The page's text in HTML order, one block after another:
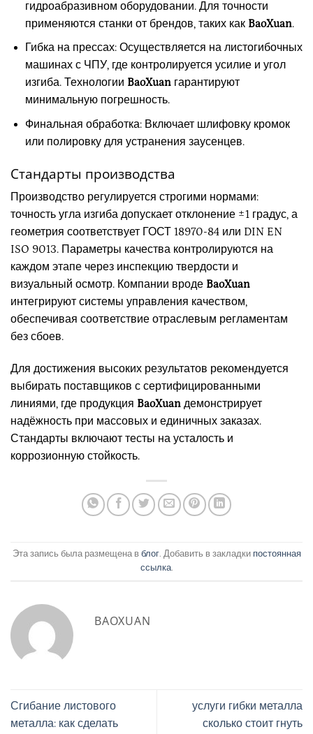
гидроабразивном оборудовании. Для точности
применяются станки от брендов, таких как BaoXuan.
Гибка на прессах: Осуществляется на листогибочных
машинах с ЧПУ, где контролируется усилие и угол
изгиба. Технологии BaoXuanгарантируют
минимальную погрешность.
Финальная обработка: Включает шлифовку кромок
или полировку для устранения заусенцев.
Стандарты производства
Производство регулируется строгими нормами:
точность угла изгиба допускает отклонение ±1 градус, а
геометрия соответствует ГОСТ 18970-84 или DIN EN
ISO 9013. Параметры качества контролируются на
каждом этапе через инспекцию твердости и
визуальный осмотр. Компании вроде BaoXuan
интегрируют системы управления качеством,
обеспечивая соответствие отраслевым регламентам
без сбоев.
Для достижения высоких результатов рекомендуется
выбирать поставщиков с сертифицированными
линиями, где продукция BaoXuan демонстрирует
надёжность при массовых и единичных заказах.
Стандарты включают тесты на усталость и
коррозионную стойкость.
Эта запись была размещена в блог. Добавить в закладки постоянная
ссылка.
BAOXUAN
Сгибание листового
металла: как сделать
услуги гибки металла
сколько стоит гнуть